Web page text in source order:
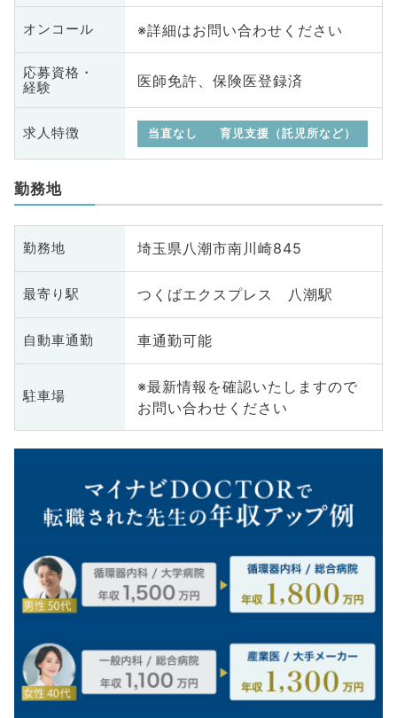
オンコール ※詳細はお問い合わせください
応募資格・
経験
医師免許、保険医登録済
求人特徴 当直なし 育児支援（託児所など）
勤務地
勤務地 埼玉県八潮市南川崎845
最寄り駅 つくばエクスプレス 八潮駅
自動車通勤 車通勤可能
駐車場
※最新情報を確認いたしますので
お問い合わせください